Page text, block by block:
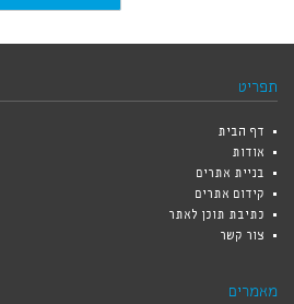
תפריט
דף הבית
אודות
בניית אתרים
קידום אתרים
כתיבת תוכן לאתר
צור קשר
מאמרים